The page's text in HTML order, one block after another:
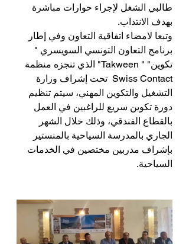
طالبي الشغل لإجراء حوارات مباشرة
بهدف الانتداب.
وتبعا لامضاء اتفاقية التعاون وفي إطار
برنامج التعاون التونسي السويسري "
تكوين" " Takween" الذي تنجزه منظمة
Swiss Contact  تحت إشراف وزارة
التشغيل والتكوين المهني، سيتم تنظيم
دورة تكوين سريع للراغبين في العمل
بالقطاع الفندقي، وذلك خلال الشهر
الجاري بالمدرسة السياحية بالمنستير
بإشراف مدربين مختصين في الخدمات
السياحية.